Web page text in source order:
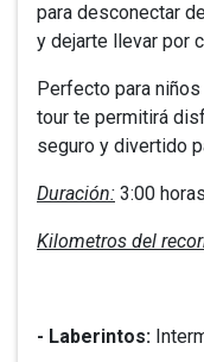
para desconectar
y dejarte llevar por
Perfecto para
tour te permitirá
seguro y divertido
Duración: 3:00
Kilometros del
- Laberintos: